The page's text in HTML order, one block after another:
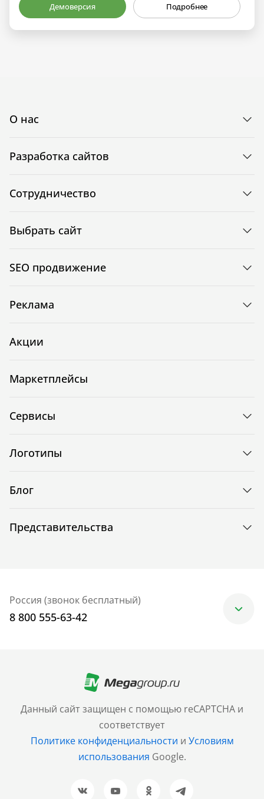
Демоверсия Подробнее
Данный сайт защищен с помощью reCAPTCHA и
соответствует
Политике конфиденциальности и Условиям
использования Google.
О нас
Разработка сайтов
Сотрудничество
Выбрать сайт
SEO продвижение
Реклама
Акции
Маркетплейсы
Сервисы
Логотипы
Блог
Представительства
Россия (звонок бесплатный)
8 800 555-63-42
+7 (499) 705-30-10
Санкт-Петербург
+7 (812) 600-77-33
Барнаул
+7 (961) 999-93-93
Новосибирск